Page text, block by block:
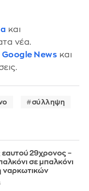
και
νέα.
News και
σύλληψη
εαυτού 29χρονος –
σε μπαλκόνι
ναρκωτικών